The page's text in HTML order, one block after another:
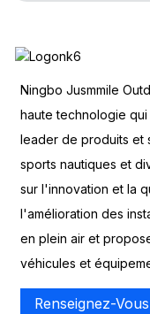
Ningbo Jusmmile
haute technologie
leader de produits et
sports nautiques et
sur l'innovation et la
l'amélioration des
en plein air et
véhicules et
Renseignez-